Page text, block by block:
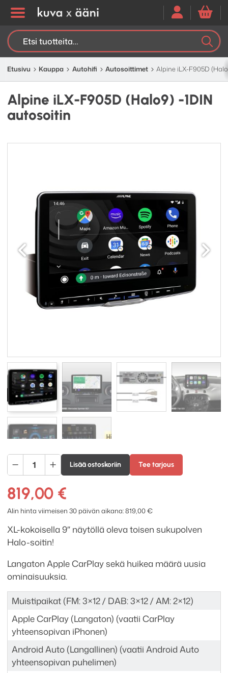
Etsi:
Etusivu Kauppa Autohifi Autosoittimet Alpine iLX-F905D
Alpine iLX-F905D (Halo9) -1DIN
autosoitin
Edellinen
iLX-
F905D
(Halo9)
-1DIN
autosoitin
määrä
Lisää ostoskoriin Tee tarjous
819,00 €
Alin hinta viimeisen 30 päivän aikana:819,00€
XL-kokoisella 9″ näytöllä oleva toisen sukupolven
Halo-soitin!
Langaton Apple CarPlay sekä huikea määrä uusia
ominaisuuksia.
Muistipaikat (FM: 3×12 / DAB: 3×12 / AM: 2×12)
Apple CarPlay (Langaton) (vaatii CarPlay
yhteensopivan iPhonen)
Android Auto (Langallinen) (vaatii Android Auto
yhteensopivan puhelimen)